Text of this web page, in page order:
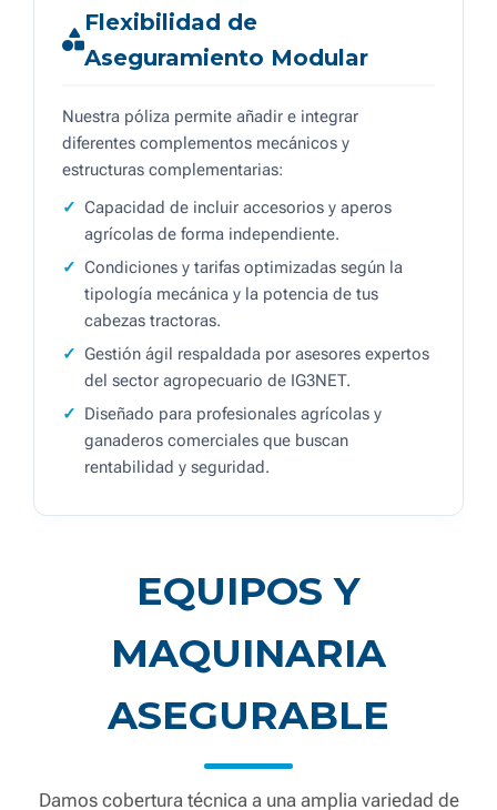
Flexibilidad de
Aseguramiento Modular
Nuestra póliza permite añadir e integrar
diferentes complementos mecánicos y
estructuras complementarias:
Capacidad de incluir accesorios y aperos
agrícolas de forma independiente.
Condiciones y tarifas optimizadas según la
tipología mecánica y la potencia de tus
cabezas tractoras.
Gestión ágil respaldada por asesores expertos
del sector agropecuario de IG3NET.
Diseñado para profesionales agrícolas y
ganaderos comerciales que buscan
rentabilidad y seguridad.
EQUIPOS Y
MAQUINARIA
ASEGURABLE
Damos cobertura técnica a una amplia variedad de